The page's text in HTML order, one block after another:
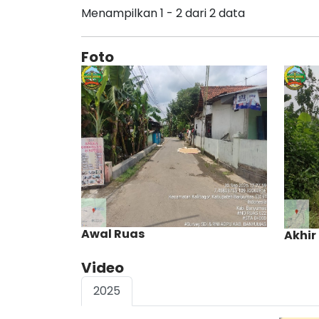
Menampilkan 1 - 2 dari 2 data
Foto
Awal Ruas Akhir
Video
2025